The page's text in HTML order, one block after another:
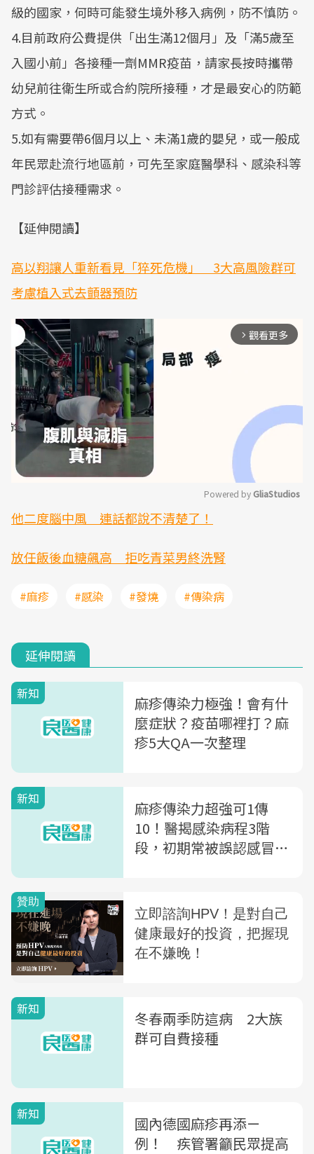
級的國家，何時可能發生境外移入病例，防不慎防。
4.目前政府公費提供「出生滿12個月」及「滿5歲至
入國小前」各接種一劑MMR疫苗，請家長按時攜帶
幼兒前往衛生所或合約院所接種，才是最安心的防範
方式。
5.如有需要帶6個月以上、未滿1歲的嬰兒，或一般成
年民眾赴流行地區前，可先至家庭醫學科、感染科等
門診評估接種需求。
【延伸閱讀】
高以翔讓人重新看見「猝死危機」 3大高風險群可
考慮植入式去顫器預防
arrow_forward_ios 觀看更多
Powered by GliaStudios
他二度腦中風 連話都說不清楚了！
放任飯後血糖飆高 拒吃青菜男終洗腎
#麻疹 #感染 #發燒 #傳染病
延伸閱讀
新知
麻疹傳染力極強！會有什
麼症狀？疫苗哪裡打？麻
疹5大QA一次整理
新知
麻疹傳染力超強可1傳
10！醫揭感染病程3階
段，初期常被誤認感冒延
新知
冬春兩季防這病 2大族
群可自費接種
新知
國內德國麻疹再添ㄧ
例！ 疾管署籲民眾提高